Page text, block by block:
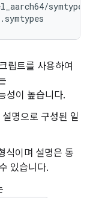
symtypes
립트를 사용하여
성이 높습니다.
명으로 구성된 일
식이며 설명은 동
있습니다.